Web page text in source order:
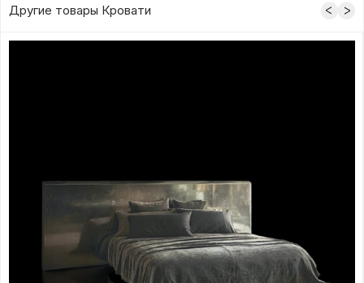
Другие товары Кровати